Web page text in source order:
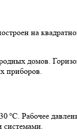
на
домов.
приборов.
°C. Рабочее